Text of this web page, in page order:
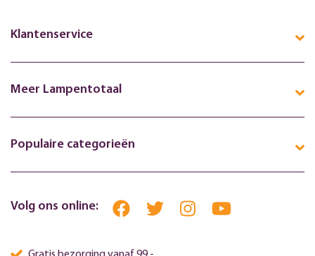
Klantenservice
Meer Lampentotaal
Populaire categorieën
Volg ons online: